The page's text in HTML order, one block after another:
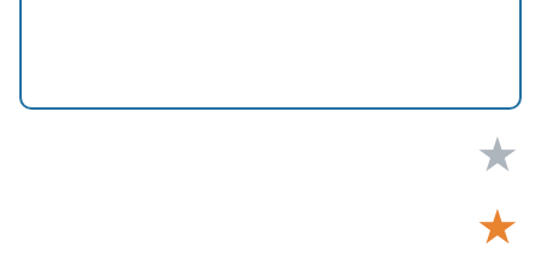
★
★